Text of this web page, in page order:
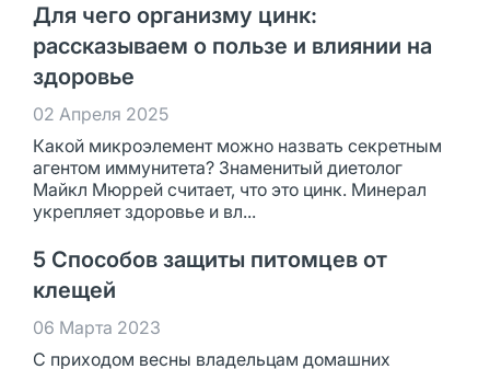
Для чего организму цинк:
рассказываем о пользе и влиянии на
здоровье
02 Апреля 2025
Какой микроэлемент можно назвать секретным
агентом иммунитета? Знаменитый диетолог
Майкл Мюррей считает, что это цинк. Минерал
укрепляет здоровье и вл...
5 Способов защиты питомцев от
клещей
06 Марта 2023
С приходом весны владельцам домашних